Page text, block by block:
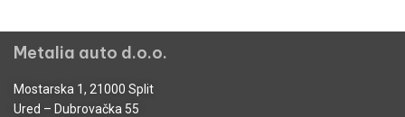
Metalia auto d.o.o.
Mostarska 1, 21000 Split
Ured – Dubrovačka 55